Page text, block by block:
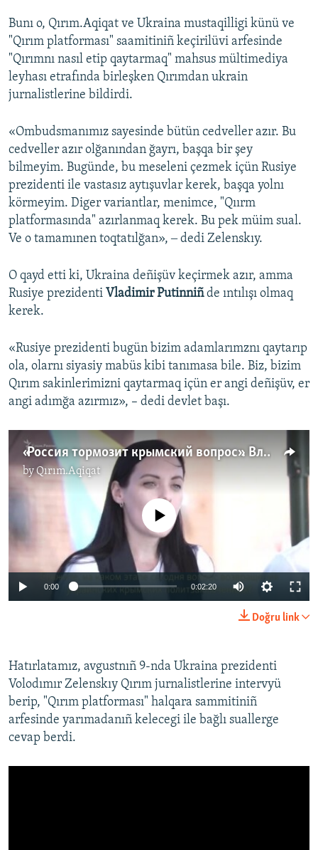
Bunı o, Qırım.Aqiqat ve Ukraina mustaqilligi künü ve
"Qırım platforması" saamitiniñ keçirilüvi arfesinde
"Qırımnı nasıl etip qaytarmaq" mahsus mültimediya
leyhası etrafında birleşken Qırımdan ukrain
jurnalistlerine bildirdi.
«Ombudsmanımız sayesinde bütün cedveller azır. Bu
cedveller azır olğanından ğayrı, başqa bir şey
bilmeyim. Bugünde, bu meseleni çezmek içün Rusiye
prezidenti ile vastasız aytışuvlar kerek, başqa yolnı
körmeyim. Diger variantlar, menimce, "Qıırm
platformasında" azırlanmaq kerek. Bu pek müim sual.
Ve o tamamınen toqtatılğan», ‒ dedi Zelenskıy.
O qayd etti ki, Ukraina deñişüv keçirmek azır, amma
Rusiye prezidenti Vladimir Putinniñde ıntılışı olmaq
kerek.
«Rusiye prezidenti bugün bizim adamlarımznı qaytarıp
ola, olarnı siyasiy mabüs kibi tanımasa bile. Biz, bizim
Qırım sakinlerimizni qaytarmaq içün er angi deñişüv, er
angi adımğa azırmız», – dedi devlet başı.
«Россия тормозит крымский вопрос». Владимир Зеленский ‒ о политзаключенных Крыма (видео)
byQırım.Aqiqat
No media source currently available
0:00 0:02:20
Doğru link
Hatırlatamız, avgustnıñ 9-nda Ukraina prezidenti
Volodımır Zelenskıy Qırım jurnalistlerine intervyü
berip, "Qırım platforması" halqara sammitiniñ
arfesinde yarımadanıñ kelecegi ile bağlı suallerge
cevap berdi.